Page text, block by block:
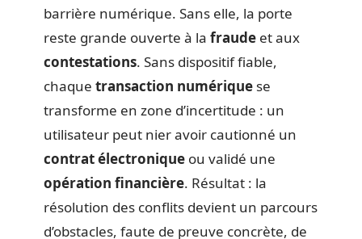
barrière numérique. Sans elle, la porte
reste grande ouverte à la fraude et aux
contestations. Sans dispositif fiable,
chaque transaction numérique se
transforme en zone d’incertitude : un
utilisateur peut nier avoir cautionné un
contrat électronique ou validé une
opération financière. Résultat : la
résolution des conflits devient un parcours
d’obstacles, faute de preuve concrète, de